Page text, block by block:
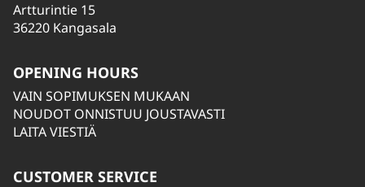
Artturintie 15
36220 Kangasala
OPENING HOURS
VAIN SOPIMUKSEN MUKAAN
NOUDOT ONNISTUU JOUSTAVASTI
LAITA VIESTIÄ
CUSTOMER SERVICE